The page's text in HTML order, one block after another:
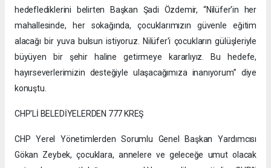
hedeflediklerini belirten Başkan Şadi Özdemir, “Nilüfer'in her
mahallesinde, her sokağında, çocuklarımızın güvenle eğitim
alacağı bir yuva bulsun istiyoruz. Nilüfer'i çocukların gülüşleriyle
büyüyen bir şehir haline getirmeye kararlıyız. Bu hedefe,
hayırseverlerimizin desteğiyle ulaşacağımıza inanıyorum” diye
konuştu.
CHP'Lİ BELEDİYELERDEN 777 KREŞ
CHP Yerel Yönetimlerden Sorumlu Genel Başkan Yardımcısı
Gökan Zeybek, çocuklara, annelere ve geleceğe umut olacak